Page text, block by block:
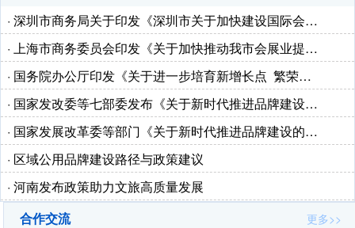
· 深圳市商务局关于印发《深圳市关于加快建设国际会…
· 上海市商务委员会印发《关于加快推动我市会展业提…
· 国务院办公厅印发《关于进一步培育新增长点 繁荣…
· 国家发改委等七部委发布《关于新时代推进品牌建设…
· 国家发展改革委等部门《关于新时代推进品牌建设的…
· 区域公用品牌建设路径与政策建议
· 河南发布政策助力文旅高质量发展
合作交流
更多>>